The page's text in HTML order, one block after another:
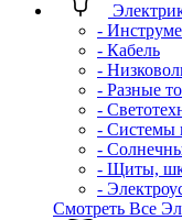
-
- Кабель
-
- Разные
-
- Системы
-
- Щиты,
-
Смотреть Все